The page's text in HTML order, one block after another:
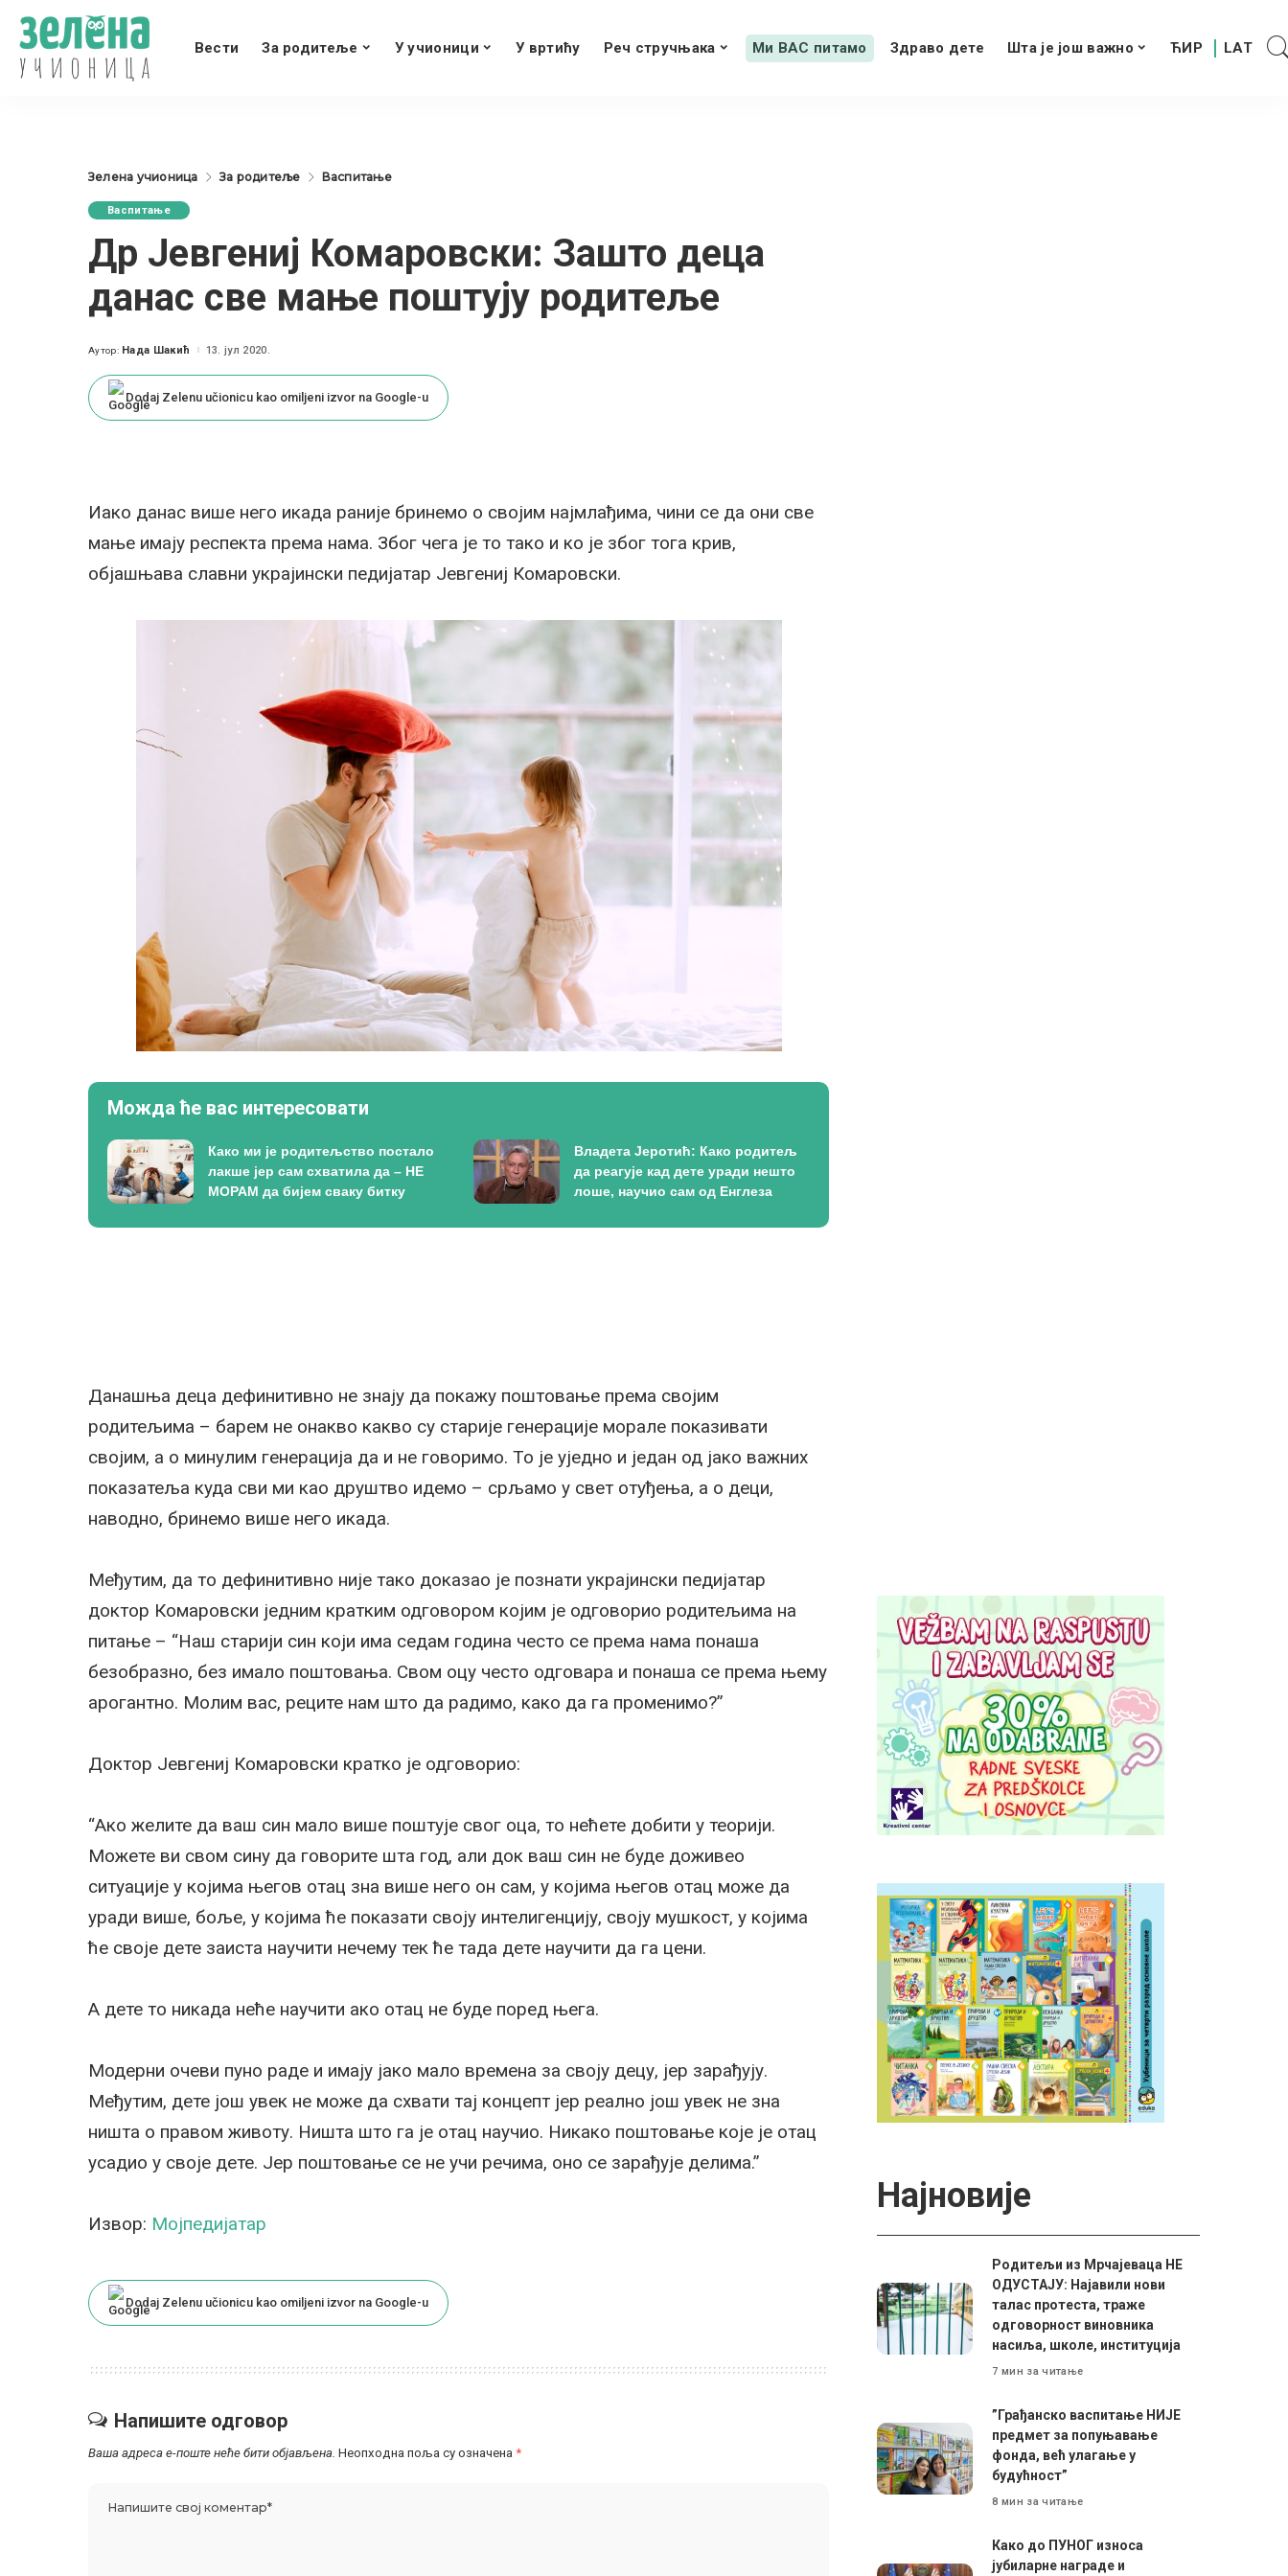
Вести За родитеље У учионици У вртићу Реч стручњака Ми ВАС питамо Здраво дете Шта је још важно
Зелена учионица За родитеље Васпитање
Васпитање
Др Јевгениј Комаровски: Зашто деца
данас све мање поштују родитеље
Posted
Аутор: Нада Шакић 13. јул 2020.
Dodaj Zelenu učionicu kao omiljeni izvor na Google-u
Иако данас више него икада раније бринемо о својим најмлађима, чини се да они све
мање имају респекта према нама. Због чега је то тако и ко је због тога крив,
објашњава славни украјински педијатар Јевгениј Комаровски.
Можда ће вас интересовати
Како ми је родитељство постало
лакше јер сам схватила да – НЕ
МОРАМ да бијем сваку битку
Владета Јеротић: Како родитељ
да реагује кад дете уради нешто
лоше, научио сам од Енглеза
Данашња деца дефинитивно не знају да покажу поштовање према својим
родитељима – барем не онакво какво су старије генерације морале показивати
својим, а о минулим генерација да и не говоримо. То је уједно и један од јако важних
показатеља куда сви ми као друштво идемо – срљамо у свет отуђења, а о деци,
наводно, бринемо више него икада.
Међутим, да то дефинитивно није тако доказао је познати украјински педијатар
доктор Комаровски једним кратким одговором којим је одговорио родитељима на
питање – “Наш старији син који има седам година често се према нама понаша
безобразно, без имало поштовања. Свом оцу често одговара и понаша се према њему
арогантно. Молим вас, реците нам што да радимо, како да га променимо?”
Доктор Јевгениј Комаровски кратко је одговорио:
“Ако желите да ваш син мало више поштује свог оца, то нећете добити у теорији.
Можете ви свом сину да говорите шта год, али док ваш син не буде доживео
ситуације у којима његов отац зна више него он сам, у којима његов отац може да
уради више, боље, у којима ће показати своју интелигенцију, своју мушкост, у којима
ће своје дете заиста научити нечему тек ће тада дете научити да га цени.
А дете то никада неће научити ако отац не буде поред њега.
Модерни очеви пуно раде и имају јако мало времена за своју децу, јер зарађују.
Међутим, дете још увек не може да схвати тај концепт јер реално још увек не зна
ништа о правом животу. Ништа што га је отац научио. Никако поштовање које је отац
усадио у своје дете. Јер поштовање се не учи речима, оно се зарађује делима.”
Извор: Мојпедијатар
Dodaj Zelenu učionicu kao omiljeni izvor na Google-u
Напишите одговор
Ваша адреса е-поште неће бити објављена. Неопходна поља су означена *
Најновије
Родитељи из Мрчајеваца НЕ
ОДУСТАЈУ: Најавили нови
талас протеста, траже
одговорност виновника
насиља, школе, институција
7 мин за читање
”Грађанско васпитање НИЈЕ
предмет за попуњавање
фонда, већ улагање у
будућност”
8 мин за читање
Како до ПУНОГ износа
јубиларне награде и